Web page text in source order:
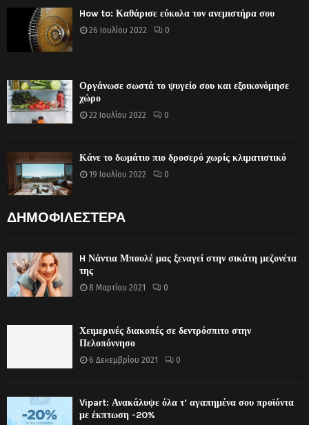
How to: Καθάρισε εύκολα τον ανεμιστήρα σου
26 Ιουλίου 2022 0
Οργάνωσε σωστά το ψυγείο σου και εξοικονόμησε
χώρο
22 Ιουλίου 2022 0
Κάνε το δωμάτιο πιο δροσερό χωρίς κλιματιστικό
19 Ιουλίου 2022 0
ΔΗΜΟΦΙΛΕΣΤΕΡΑ
H Νάντια Μπουλέ μας ξεναγεί στην σικάτη μεζονέτα
της
8 Μαρτίου 2021 0
Χειμερινές διακοπές σε δεντρόσπιτο στην
Πελοπόννησο
6 Δεκεμβρίου 2021 0
Vipart: Ανακάλυψε όλα τ’ αγαπημένα σου προϊόντα
με έκπτωση -20%